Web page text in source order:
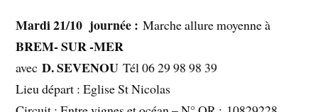
Mardi 21/10 journée :Marche allure moyenne à
BREM- SUR -MER
avecD. SEVENOUTél 06 29 98 98 39
Lieu départ : Eglise St Nicolas